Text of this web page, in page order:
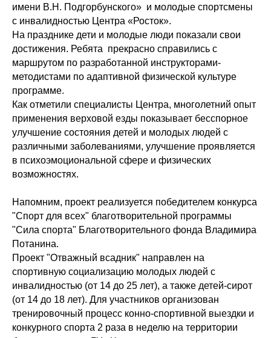
имени В.Н. Подгорбунского» и молодые спортсмены
с инвалидностью Центра «Росток».
На празднике дети и молодые люди показали свои
достижения. Ребята прекрасно справились с
маршрутом по разработанной инструкторами-
методистами по адаптивной физической культуре
программе.
Как отметили специалисты Центра, многолетний опыт
применения верховой езды показывает бесспорное
улучшение состояния детей и молодых людей с
различными заболеваниями, улучшение проявляется
в психоэмоциональной сфере и физических
возможностях.
Напомним, проект реализуется победителем конкурса
"Спорт для всех" благотворительной программы
"Сила спорта" Благотворительного фонда Владимира
Потанина.
Проект "Отважный всадник" направлен на
спортивную социализацию молодых людей с
инвалидностью (от 14 до 25 лет), а также детей-сирот
(от 14 до 18 лет). Для участников организован
тренировочный процесс конно-спортивной выездки и
конкурного спорта 2 раза в неделю на территории